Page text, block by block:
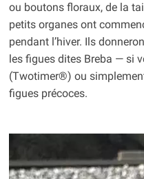
ou boutons floraux, de la
petits organes ont
pendant l’hiver. Ils
les figues dites Breba — si
(Twotimer®) ou
figues précoces.